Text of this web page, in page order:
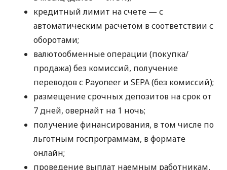
кредитный лимит на счете — с
автоматическим расчетом в соответствии с
оборотами;
валютообменные операции (покупка/
продажа) без комиссий, получение
переводов с Payoneer и SEPA (без комиссий);
размещение срочных депозитов на срок от
7 дней, овернайт на 1 ночь;
получение финансирования, в том числе по
льготным госпрограммам, в формате
онлайн;
проведение выплат наемным работникам,